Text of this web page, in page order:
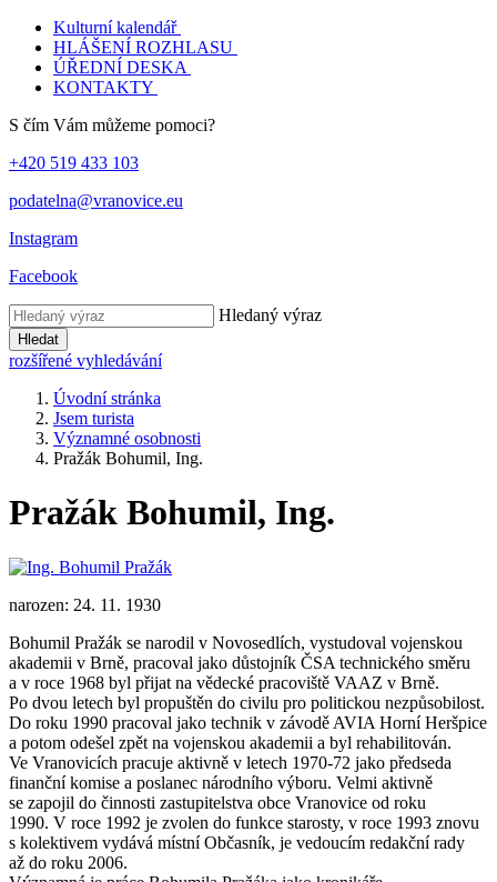
Kulturní kalendář
HLÁŠENÍ ROZHLASU
ÚŘEDNÍ DESKA
KONTAKTY
S čím Vám můžeme pomoci?
+420 519 433 103
podatelna@vranovice.eu
Instagram
Facebook
Hledaný výraz
Hledat
rozšířené vyhledávání
Úvodní stránka
Jsem turista
Významné osobnosti
Pražák Bohumil, Ing.
Pražák Bohumil, Ing.
narozen: 24. 11. 1930
Bohumil Pražák se narodil v Novosedlích, vystudoval vojenskou
akademii v Brně, pracoval jako důstojník ČSA technického směru
a v roce 1968 byl přijat na vědecké pracoviště VAAZ v Brně.
Po dvou letech byl propuštěn do civilu pro politickou nezpůsobilost.
Do roku 1990 pracoval jako technik v závodě AVIA Horní Heršpice
a potom odešel zpět na vojenskou akademii a byl rehabilitován.
Ve Vranovicích pracuje aktivně v letech 1970-72 jako předseda
finanční komise a poslanec národního výboru. Velmi aktivně
se zapojil do činnosti zastupitelstva obce Vranovice od roku
1990. V roce 1992 je zvolen do funkce starosty, v roce 1993 znovu
s kolektivem vydává místní Občasník, je vedoucím redakční rady
až do roku 2006.